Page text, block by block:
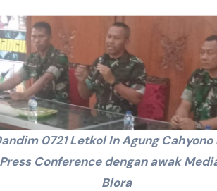
0721 Letkol In Agung Cahyono
Press Conference dengan awak
Blora